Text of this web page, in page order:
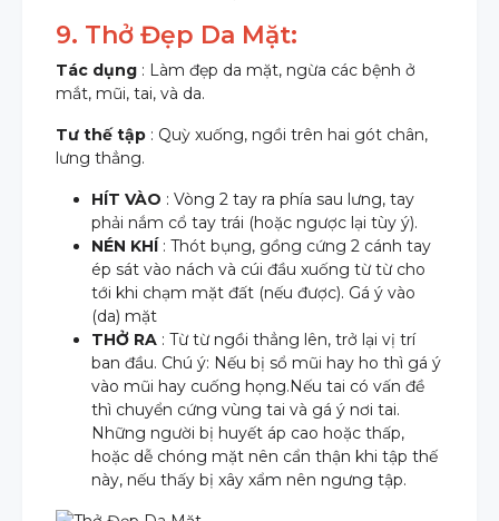
9. Thở Đẹp Da Mặt:
Tác dụng : Làm đẹp da mặt, ngừa các bệnh ở
mắt, mũi, tai, và da.
Tư thế tập : Quỳ xuống, ngồi trên hai gót chân,
lưng thẳng.
HÍT VÀO : Vòng 2 tay ra phía sau lưng, tay
phải nắm cổ tay trái (hoặc ngược lại tùy ý).
NÉN KHÍ : Thót bụng, gồng cứng 2 cánh tay
ép sát vào nách và cúi đầu xuống từ từ cho
tới khi chạm mặt đất (nếu được). Gá ý vào
(da) mặt
THỞ RA : Từ từ ngồi thẳng lên, trở lại vị trí
ban đầu. Chú ý: Nếu bị sổ mũi hay ho thì gá ý
vào mũi hay cuống họng.Nếu tai có vấn đề
thì chuyển cứng vùng tai và gá ý nơi tai.
Những người bị huyết áp cao hoặc thấp,
hoặc dễ chóng mặt nên cẩn thận khi tập thế
này, nếu thấy bị xây xẩm nên ngưng tập.